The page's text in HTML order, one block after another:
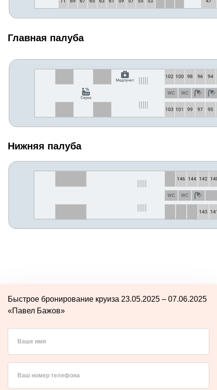
Главная палуба
Нижняя палуба
Быстрое бронирование круиза 23.05.2025 – 07.06.2025
«Павел Бажов»
Ваше имя
Ваш номер телефона